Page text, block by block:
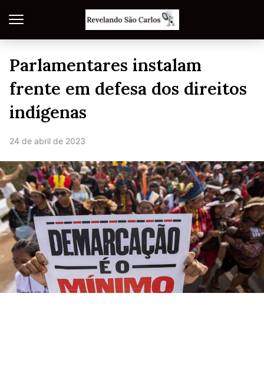
Parlamentares instalam
frente em defesa dos direitos
indígenas
24 de abril de 2023